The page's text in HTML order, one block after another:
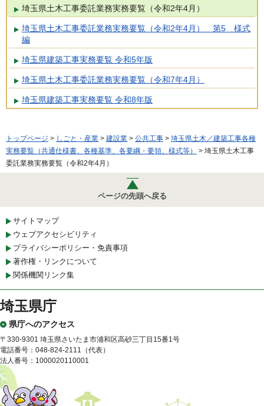
埼玉県土木工事委託業務実務要覧（令和2年4月）
埼玉県土木工事委託業務実務要覧（令和2年4月） 第5 様式
編
埼玉県建築工事実務要覧 令和5年版
埼玉県土木工事委託業務実務要覧（令和7年4月）
埼玉県建築工事実務要覧 令和8年版
トップページ > しごと・産業 > 建設業 > 公共工事 > 埼玉県土木／建築工事各種
実務要覧（共通仕様書、各種基準、各要綱・要領、様式等）
> 埼玉県土木工事
委託業務実務要覧（令和2年4月）
ページの先頭へ戻る
サイトマップ
ウェブアクセシビリティ
プライバシーポリシー・免責事項
著作権・リンクについて
関係機関リンク集
埼玉県庁
県庁へのアクセス
〒330-9301 埼玉県さいたま市浦和区高砂三丁目15番1号
電話番号：048-824-2111（代表）
法人番号：1000020110001